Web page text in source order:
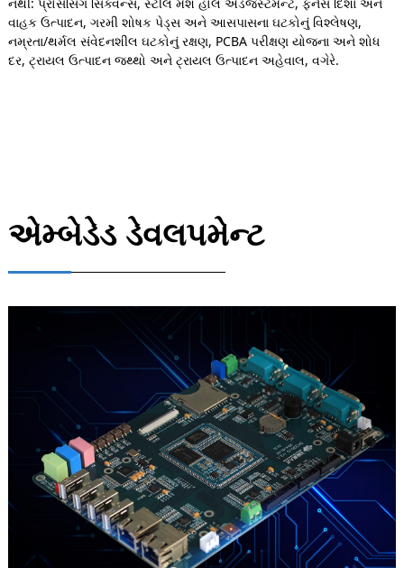
વાહક ઉત્પાદન, ગરમી શોષક પેડ્સ અને આસપાસના ઘટકોનું વિશ્લેષણ,
નમ્રતા/થર્મલ સંવેદનશીલ ઘટકોનું રક્ષણ, PCBA પરીક્ષણ યોજના અને શોધ
દર, ટ્રાયલ ઉત્પાદન જથ્થો અને ટ્રાયલ ઉત્પાદન અહેવાલ, વગેરે.
એમ્બેડેડ ડેવલપમેન્ટ